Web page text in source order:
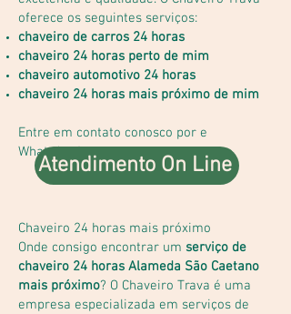
oferece os seguintes serviços:
chaveiro de carros 24 horas
chaveiro 24 horas perto de mim
chaveiro automotivo 24 horas
chaveiro 24 horas mais próximo de mim
Entre em contato conosco por e
WhatsApp!
Chaveiro 24 horas mais próximo
Onde consigo encontrar um serviço de
chaveiro 24 horas Alameda São Caetano
mais próximo? O Chaveiro Trava é uma
empresa especializada em serviços de
Atendimento On Line